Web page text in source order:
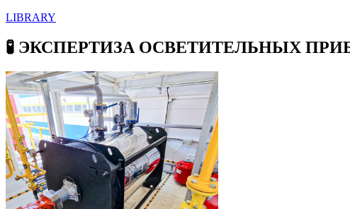
LIBRARY
🧪 ЭКСПЕРТИЗА ОСВЕТИТЕЛЬНЫХ